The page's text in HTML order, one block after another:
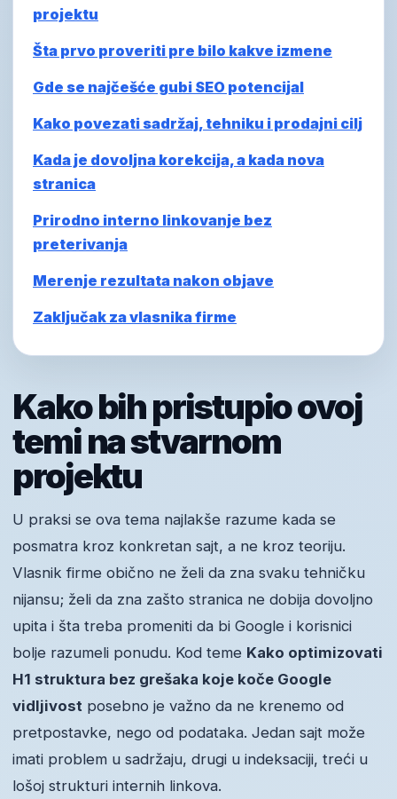
projektu
Šta prvo proveriti pre bilo kakve izmene
Gde se najčešće gubi SEO potencijal
Kako povezati sadržaj, tehniku i prodajni cilj
Kada je dovoljna korekcija, a kada nova
stranica
Prirodno interno linkovanje bez
preterivanja
Merenje rezultata nakon objave
Zaključak za vlasnika firme
Kako bih pristupio ovoj
temi na stvarnom
projektu
U praksi se ova tema najlakše razume kada se
posmatra kroz konkretan sajt, a ne kroz teoriju.
Vlasnik firme obično ne želi da zna svaku tehničku
nijansu; želi da zna zašto stranica ne dobija dovoljno
upita i šta treba promeniti da bi Google i korisnici
bolje razumeli ponudu. Kod teme Kako optimizovati
H1 struktura bez grešaka koje koče Google
vidljivost posebno je važno da ne krenemo od
pretpostavke, nego od podataka. Jedan sajt može
imati problem u sadržaju, drugi u indeksaciji, treći u
lošoj strukturi internih linkova.